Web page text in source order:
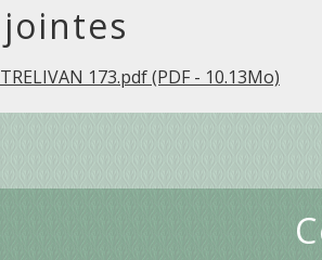
jointes
173.pdf (PDF - 10.13Mo)